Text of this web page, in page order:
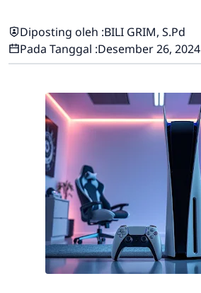
Diposting oleh :BILI GRIM, S.Pd
Pada Tanggal :Desember 26, 2024